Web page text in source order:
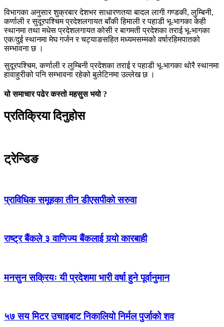
विभागका अनुसार शुक्रबार देशभर साधारणतया बादल लागी गण्डकी, लुम्बिनी,
कर्णाली र सुदूरपश्चिम प्रदेशलगायत बाँकी हिमाली र पहाडी भू-भागका केही
स्थानमा तथा मधेस प्रदेशलगायत कोसी र बागमती प्रदेशका तराई भू-भागका
एक/दुई स्थानमा मेघ गर्जन र चट्याङसहित मध्यमसम्मको वर्षारहिमपातको
सम्भावना छ ।
सुदूरपश्चिम, कर्णाली र लुम्बिनी प्रदेशका तराई र पहाडी भू-भागका थोरै स्थानमा
हावाहुरीको पनि सम्भावना रहेको बुलेटिनमा उल्लेख छ ।
यो समाचार पढेर कस्तो महसुस भयो ?
प्रतिक्रिया दिनुहोस
ट्रेन्डिङ
प्राविधिक समूहका तीन डीएसपीको सरुवा
राष्ट्र बैंकले ३ वाणिज्य बैंकलाई गर्‍यो कारबाही
मनसुन सक्रियः यी प्रदेशमा भारी वर्षा हुने पूर्वानुमान
५७ सय मिटर उचाइबाट निकालियो निर्मल पुर्जाको शव